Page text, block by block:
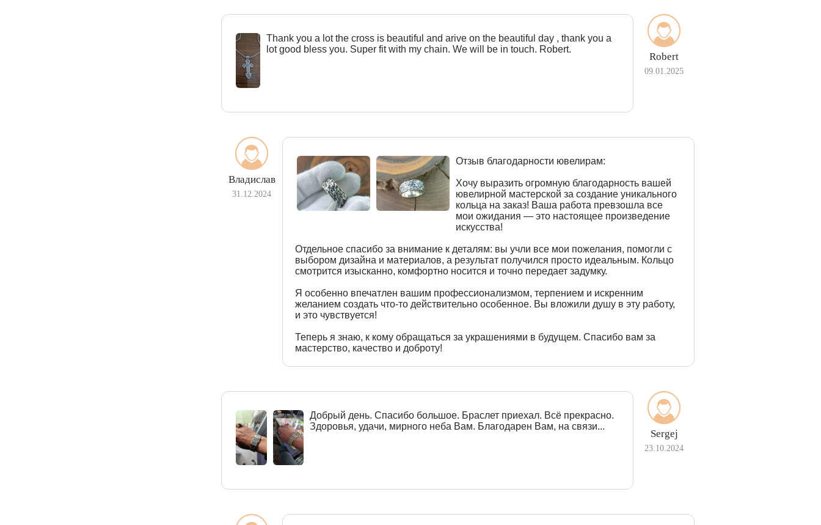
Robert
09.01.2025
Тhank you a lot the cross is beautiful and arive on the beautiful day , thank you a
lot good bless you. Super fit with my chain. We will be in touch. Robert.
Владислав
31.12.2024
Отзыв благодарности ювелирам:
Хочу выразить огромную благодарность вашей
ювелирной мастерской за создание уникального
кольца на заказ! Ваша работа превзошла все
мои ожидания — это настоящее произведение
искусства!
Отдельное спасибо за внимание к деталям: вы учли все мои пожелания, помогли с
выбором дизайна и материалов, а результат получился просто идеальным. Кольцо
смотрится изысканно, комфортно носится и точно передает задумку.
Я особенно впечатлен вашим профессионализмом, терпением и искренним
желанием создать что-то действительно особенное. Вы вложили душу в эту работу,
и это чувствуется!
Теперь я знаю, к кому обращаться за украшениями в будущем. Спасибо вам за
мастерство, качество и доброту!
Sergej
23.10.2024
Добрый день. Спасибо большое. Браслет приехал. Всё прекрасно.
Здоровья, удачи, мирного неба Вам. Благодарен Вам, на связи...